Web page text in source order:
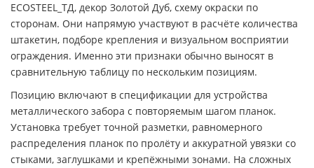
ECOSTEEL_ТД, декор Золотой Дуб, схему окраски по
сторонам. Они напрямую участвуют в расчёте количества
штакетин, подборе крепления и визуальном восприятии
ограждения. Именно эти признаки обычно выносят в
сравнительную таблицу по нескольким позициям.
Позицию включают в спецификации для устройства
металлического забора с повторяемым шагом планок.
Установка требует точной разметки, равномерного
распределения планок по пролёту и аккуратной увязки со
стыками, заглушками и крепёжными зонами. На сложных